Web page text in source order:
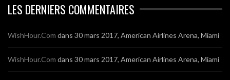
LES DERNIERS COMMENTAIRES
WishHour.Com dans 30 mars 2017, American Airlines Arena, Miami
WishHour.Com dans 30 mars 2017, American Airlines Arena, Miami